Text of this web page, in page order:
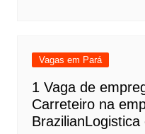
Vagas em Pará
1 Vaga de
Carreteiro na